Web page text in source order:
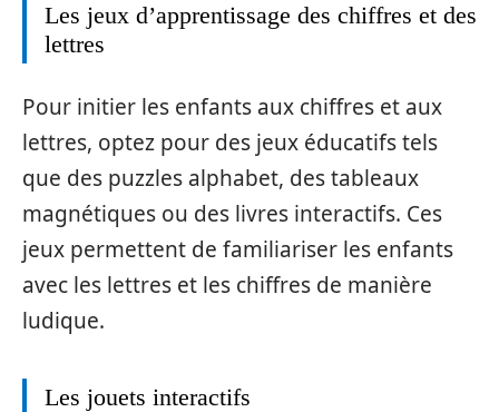
Les jeux d’apprentissage des chiffres et des
lettres
Pour initier les enfants aux chiffres et aux
lettres, optez pour des jeux éducatifs tels
que des puzzles alphabet, des tableaux
magnétiques ou des livres interactifs. Ces
jeux permettent de familiariser les enfants
avec les lettres et les chiffres de manière
ludique.
Les jouets interactifs